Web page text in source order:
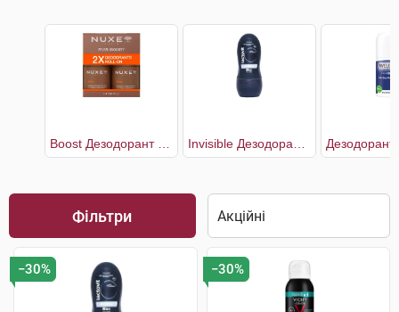
Фільтри
−30% −30%